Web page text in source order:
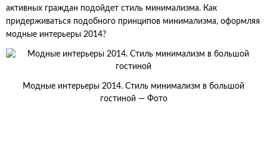
активных граждан подойдет стиль минимализма. Как
придерживаться подобного принципов минимализма, оформляя
модные интерьеры 2014?
Модные интерьеры 2014. Стиль минимализм в большой
гостиной — Фото